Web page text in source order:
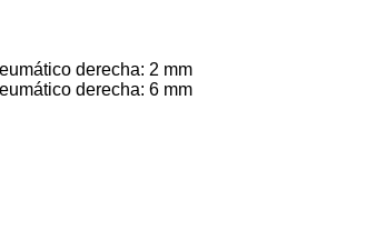
derecha: 2 mm
derecha: 6 mm